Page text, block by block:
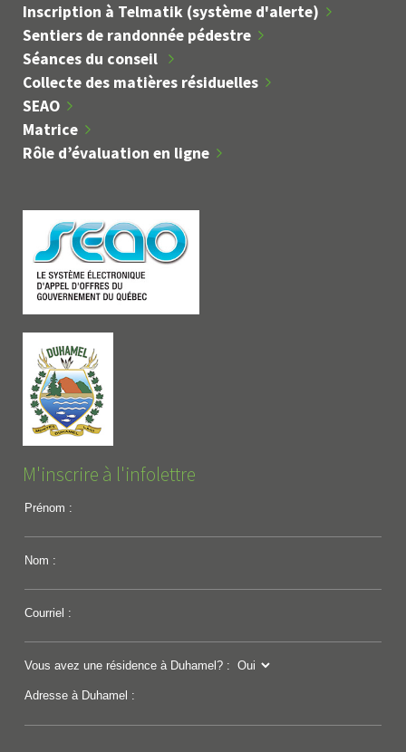
Inscription à Telmatik (système d'alerte)
Sentiers de randonnée pédestre
Séances du conseil
Collecte des matières résiduelles
SEAO
Matrice
Rôle d’évaluation en ligne
M'inscrire à l'infolettre
Prénom :
Nom :
Courriel :
Vous avez une résidence à Duhamel? :
Adresse à Duhamel :